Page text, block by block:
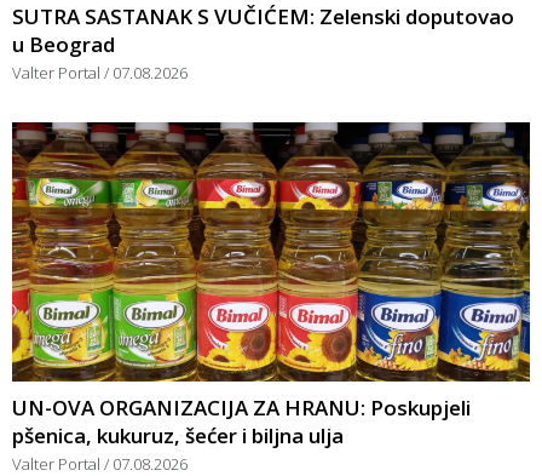
SUTRA SASTANAK S VUČIĆEM: Zelenski doputovao
u Beograd
Valter Portal 07.08.2026
UN-OVA ORGANIZACIJA ZA HRANU: Poskupjeli
pšenica, kukuruz, šećer i biljna ulja
Valter Portal 07.08.2026